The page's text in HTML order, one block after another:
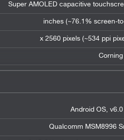
Super AMOLED capacitive
Android OS,
Qualcomm MSM8996